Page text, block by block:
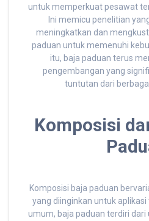
untuk memperkuat pesawat
Ini memicu penelitian
meningkatkan dan
paduan untuk memenuhi
itu, baja paduan terus
pengembangan yang
tuntutan dari
Komposisi
Komposisi baja paduan
yang diinginkan untuk
umum, baja paduan terdiri